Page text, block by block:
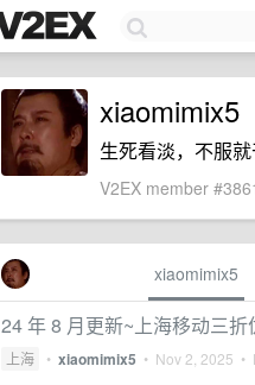
xiaomimix5
生死看淡，不服就
V2EX member
xiaomimix5
24 年 8 月更新~上海移动三
上海 • xiaomimix5 • Nov 2, 2025 •